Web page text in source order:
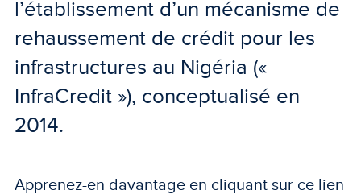
l’établissement d’un mécanisme de
rehaussement de crédit pour les
infrastructures au Nigéria («
InfraCredit »), conceptualisé en
2014.
Apprenez-en davantage en cliquant sur ce lien